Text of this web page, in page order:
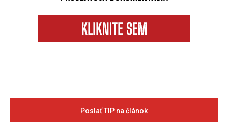
Poslať TIP na článok